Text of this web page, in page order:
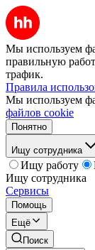
Мы используем
правильную
трафик.
Правила
Мы используем
файлов cookie
Понятно
Ищу сотрудника
Ищу работу
Ищу сотрудника
Сервисы
Помощь
Ещё
Поиск